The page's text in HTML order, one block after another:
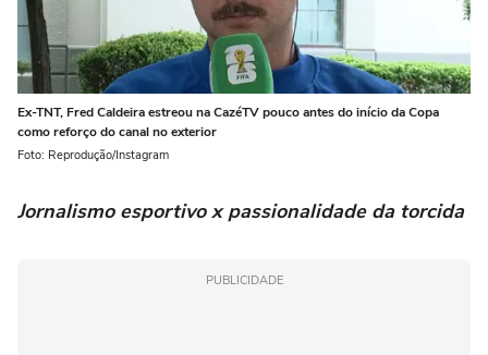
Ex-TNT, Fred Caldeira estreou na CazéTV pouco antes do início da Copa
como reforço do canal no exterior
Foto: Reprodução/Instagram
Jornalismo esportivo x passionalidade da torcida
PUBLICIDADE